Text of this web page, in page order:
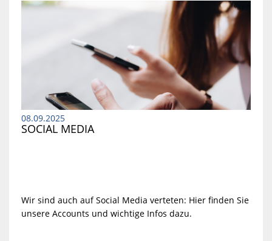
08.09.2025
SOCIAL MEDIA
Wir sind auch auf Social Media verteten: Hier finden Sie
unsere Accounts und wichtige Infos dazu.